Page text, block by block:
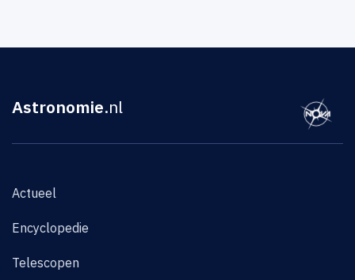
Astronomie.nl
Actueel
Encyclopedie
Telescopen